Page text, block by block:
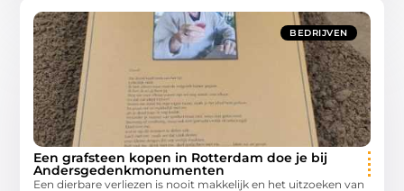
BEDRIJVEN
Een grafsteen kopen in Rotterdam doe je bij
Andersgedenkmonumenten
Een dierbare verliezen is nooit makkelijk en het uitzoeken van